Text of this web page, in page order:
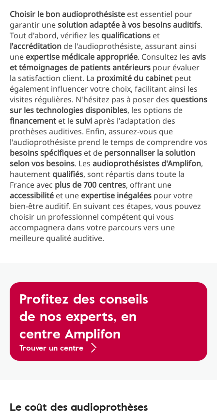
Choisir le bon audioprothésiste est essentiel pour
garantir unesolution adaptée à vos besoins auditifs.
Tout d'abord, vérifiez les qualifications et
l'accréditation de l'audioprothésiste, assurant ainsi
une expertise médicale appropriée. Consultez les avis
et témoignages de patients antérieurs pour évaluer
la satisfaction client. La proximité du cabinet peut
également influencer votre choix, facilitant ainsi les
visites régulières. N'hésitez pas à poser des questions
sur les technologies disponibles, les options de
financement et lesuiviaprès l'adaptation des
prothèses auditives. Enfin, assurez-vous que
l'audioprothésiste prend le temps de comprendre vos
besoins spécifiques et de personnaliser la solution
selon vos besoins. Les audioprothésistes d'Amplifon,
hautement qualifiés, sont répartis dans toute la
France avec plus de 700 centres, offrant une
accessibilité et une expertise inégalées pour votre
bien-être auditif. En suivant ces étapes, vous pouvez
choisir un professionnel compétent qui vous
accompagnera dans votre parcours vers une
meilleure qualité auditive.
Profitez des conseils
de nos experts, en
centre Amplifon
Trouver un centre
Le coût des audioprothèses